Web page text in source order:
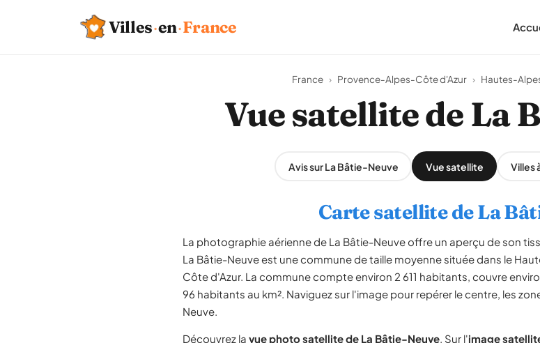
Villes·en·France
France › Provence-Alpes-Côte d'Azur › Hautes-
Vue satellite de La
Avis sur La Bâtie-Neuve Vue satellite Villes
Carte satellite de La
La photographie aérienne de La Bâtie-Neuve offre un aperçu de son
La Bâtie-Neuve est une commune de taille moyenne située dans le
Côte d'Azur. La commune compte environ 2 611 habitants, couvre
96 habitants au km². Naviguez sur l'image pour repérer le centre, les
Neuve.
Découvrez la vue photo satellite de La Bâtie-Neuve. Sur l'image